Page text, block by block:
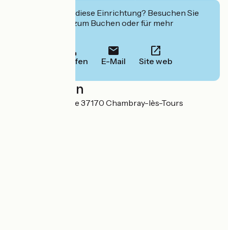
Interessiert Sie diese Einrichtung? Besuchen Sie
deren Website zum Buchen oder für mehr
Anrufen E-Mail Site web
Localisation
2 mail La Papoterie 37170 Chambray-lès-Tours